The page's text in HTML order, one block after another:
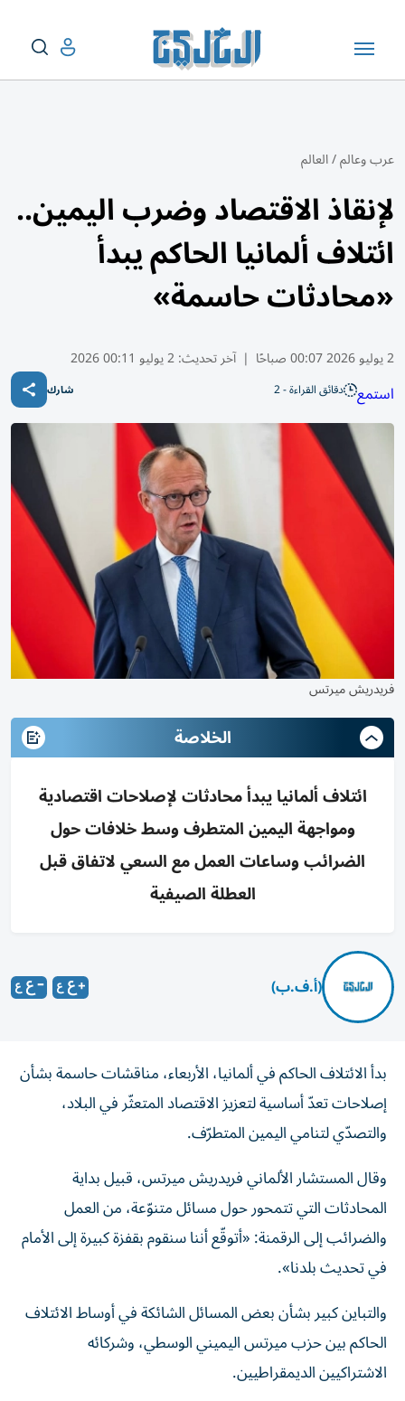
عرب وعالم/العالم
لإنقاذ الاقتصاد وضرب اليمين..
ائتلاف ألمانيا الحاكم يبدأ
«محادثات حاسمة»
2 يوليو 2026 00:07 صباحًا | آخر تحديث:2 يوليو 00:11 2026
استمع دقائق القراءة - 2 شارك
فريدريش ميرتس
الخلاصة
ائتلاف ألمانيا يبدأ محادثات لإصلاحات اقتصادية
ومواجهة اليمين المتطرف وسط خلافات حول
الضرائب وساعات العمل مع السعي لاتفاق قبل
العطلة الصيفية
(أ.ف.ب)
بدأ الائتلاف الحاكم في ألمانيا، الأربعاء، مناقشات حاسمة بشأن
إصلاحات تعدّ أساسية لتعزيز الاقتصاد المتعثّر في البلاد،
والتصدّي لتنامي اليمين المتطرّف.
وقال المستشار الألماني فريدريش ميرتس، قبيل بداية
المحادثات التي تتمحور حول مسائل متنوّعة، من العمل
والضرائب إلى الرقمنة: «أتوقّع أننا سنقوم بقفزة كبيرة إلى الأمام
في تحديث بلدنا».
والتباين كبير بشأن بعض المسائل الشائكة في أوساط الائتلاف
الحاكم بين حزب ميرتس اليميني الوسطي، وشركائه
الاشتراكيين الديمقراطيين.